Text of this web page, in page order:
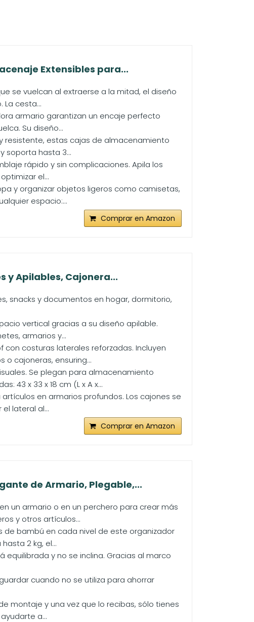
Extensibles para...
se vuelcan al extraerse a la mitad, el diseño
La cesta...
armario garantizan un encaje perfecto
Su diseño...
resistente, estas cajas de almacenamiento
soporta hasta 3...
rápido y sin complicaciones. Apila los
el...
y organizar objetos ligeros como camisetas,
espacio:...
Comprar en Amazon
y Apilables, Cajonera...
snacks y documentos en hogar, dormitorio,
vertical gracias a su diseño apilable.
armarios y...
con costuras laterales reforzadas. Incluyen
cajoneras, ensuring...
Se plegan para almacenamiento
43 x 33 x 18 cm (L x A x...
en armarios profundos. Los cajones se
lateral al...
Comprar en Amazon
de Armario, Plegable,...
un armario o en un perchero para crear más
y otros artículos...
de bambú en cada nivel de este organizador
2 kg, el...
y no se inclina. Gracias al marco
cuando no se utiliza para ahorrar
montaje y una vez que lo recibas, sólo tienes
a...